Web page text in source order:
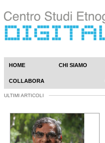
HOME CHI SIAMO
COLLABORA
ULTIMI ARTICOLI